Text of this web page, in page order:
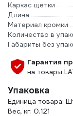
Каркас щетки
Длина
Материал кромки
Количество в
Габариты без
Гарантия
на товары
Упаковка
Единица товара:
Вес, кг: 0.121